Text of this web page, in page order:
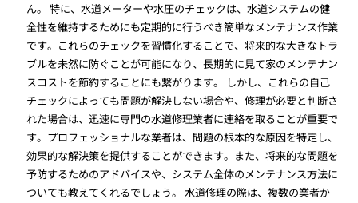
ん。 特に、水道メーターや水圧のチェックは、水道システムの健
全性を維持するためにも定期的に行うべき簡単なメンテナンス作業
です。これらのチェックを習慣化することで、将来的な大きなトラ
ブルを未然に防ぐことが可能になり、長期的に見て家のメンテナン
スコストを節約することにも繋がります。 しかし、これらの自己
チェックによっても問題が解決しない場合や、修理が必要と判断さ
れた場合は、迅速に専門の水道修理業者に連絡を取ることが重要で
す。プロフェッショナルな業者は、問題の根本的な原因を特定し、
効果的な解決策を提供することができます。また、将来的な問題を
予防するためのアドバイスや、システム全体のメンテナンス方法に
ついても教えてくれるでしょう。 水道修理の際は、複数の業者か